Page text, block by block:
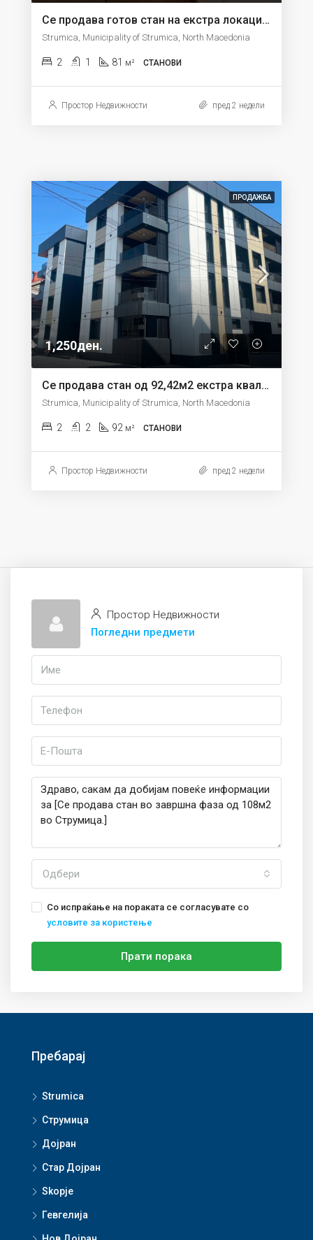
Се продава готов стан на екстра локација од 81м2 на 3 кат во Струмица
Strumica, Municipality of Strumica, North Macedonia
2 1 81 м² СТАНОВИ
Простор Недвижности пред 2 недели
ПРОДАЖБА
1,250ден.
Се продава стан од 92,42м2 екстра квалитет во Струмица
Strumica, Municipality of Strumica, North Macedonia
2 2 92 м² СТАНОВИ
Простор Недвижности пред 2 недели
Простор Недвижности
Погледни предмети
Одбери
Со испраќање на пораката се согласувате со
условите за користење
Прати порака
Пребарај
Strumica
Струмица
Дојран
Стар Дојран
Skopje
Гевгелија